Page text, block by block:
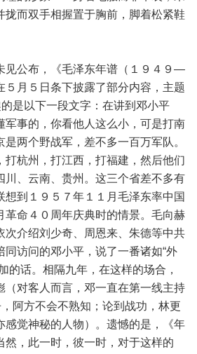
拢而双手相握置于胸前，脚着松紧鞋
公布，《毛泽东年谱（１９４９—
５月５日条下披露了部分内容，主题
的是以下一段文字：在讲到邓小平
军事的，你看他人这么小，可是打南
两个野战军，差不多一百万军队。
打杭州，打江西，打福建，然后他们
川、云南、贵州。这三个省差不多有
想到１９５７年１１月毛泽东率中国
革命４０周年庆典时的情景。毛向赫
次介绍刘少奇、周恩来、朱德等中共
同访问的邓小平，说了一番诸如“外
的话。相隔九年，在这样的场合，
（对客人而言，邓一直在第一线主持
，阿方不会不熟知；论到战功，林更
感觉神秘的人物）。遗憾的是，《年
然，此一时，彼一时，对于这样的